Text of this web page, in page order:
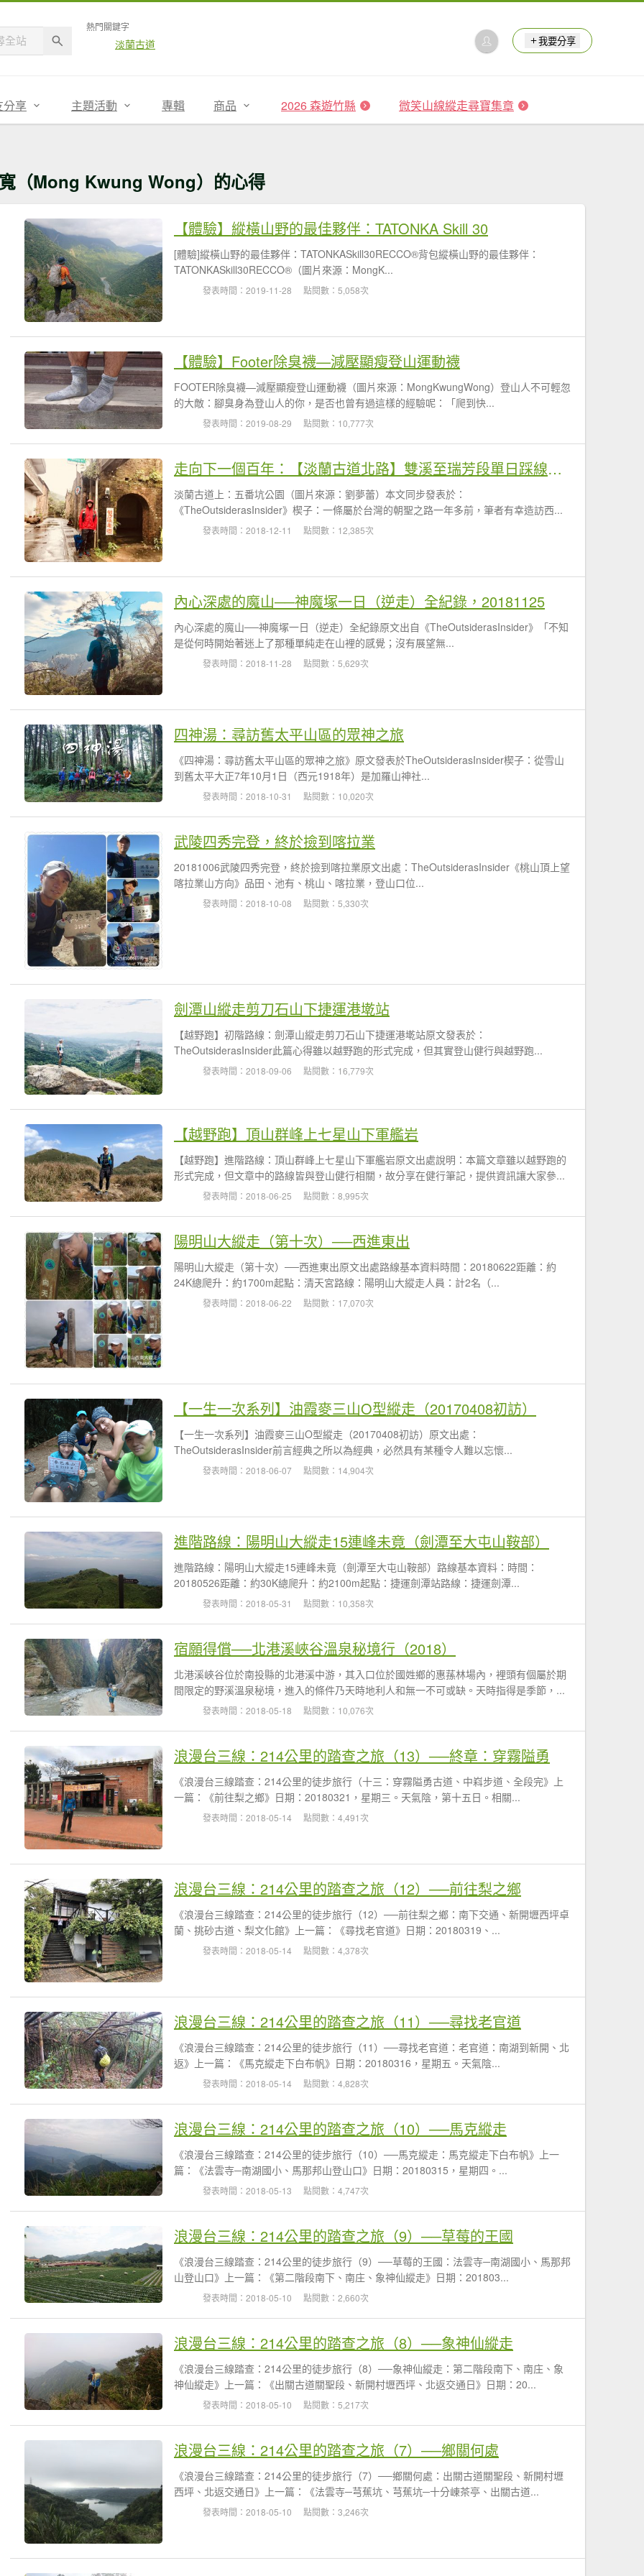
熱門關鍵字
淡蘭古道 我要分享
分享 主題活動 專輯 商品 2026 森遊竹縣 微笑山線縱走尋寶集章
（Mong Kwung Wong）的心得
【體驗】縱橫山野的最佳夥伴：TATONKA Skill 30
[體驗]縱橫山野的最佳夥伴：TATONKASkill30RECCO®背包縱橫山野的最佳夥伴：
TATONKASkill30RECCO®（圖片來源：MongK...
發表時間：2019-11-28 點閱數：5,058次
【體驗】Footer除臭襪—減壓顯瘦登山運動襪
FOOTER除臭襪—減壓顯瘦登山運動襪（圖片來源：MongKwungWong）登山人不可輕忽
的大敵：腳臭身為登山人的你，是否也曾有過這樣的經驗呢：「爬到快...
發表時間：2019-08-29 點閱數：10,777次
走向下一個百年：【淡蘭古道北路】雙溪至瑞芳段單日踩線紀錄（雙溪-燦光寮古徑-瑞芳）
淡蘭古道上：五番坑公園（圖片來源：劉夢蕾）本文同步發表於：
《TheOutsiderasInsider》楔子：一條屬於台灣的朝聖之路一年多前，筆者有幸造訪西...
發表時間：2018-12-11 點閱數：12,385次
內心深處的魔山──神魔塚一日（逆走）全紀錄，20181125
內心深處的魔山──神魔塚一日（逆走）全紀錄原文出自《TheOutsiderasInsider》「不知
是從何時開始著迷上了那種單純走在山裡的感覺；沒有展望無...
發表時間：2018-11-28 點閱數：5,629次
四神湯：尋訪舊太平山區的眾神之旅
《四神湯：尋訪舊太平山區的眾神之旅》原文發表於TheOutsiderasInsider楔子：從雪山
到舊太平大正7年10月1日（西元1918年）是加羅山神社...
發表時間：2018-10-31 點閱數：10,020次
武陵四秀完登，終於撿到喀拉業
20181006武陵四秀完登，終於撿到喀拉業原文出處：TheOutsiderasInsider《桃山頂上望
喀拉業山方向》品田、池有、桃山、喀拉業，登山口位...
發表時間：2018-10-08 點閱數：5,330次
劍潭山縱走剪刀石山下捷運港墘站
【越野跑】初階路線：劍潭山縱走剪刀石山下捷運港墘站原文發表於：
TheOutsiderasInsider此篇心得雖以越野跑的形式完成，但其實登山健行與越野跑...
發表時間：2018-09-06 點閱數：16,779次
【越野跑】頂山群峰上七星山下軍艦岩
【越野跑】進階路線：頂山群峰上七星山下軍艦岩原文出處說明：本篇文章雖以越野跑的
形式完成，但文章中的路線皆與登山健行相關，故分享在健行筆記，提供資訊讓大家參...
發表時間：2018-06-25 點閱數：8,995次
陽明山大縱走（第十次）──西進東出
陽明山大縱走（第十次）──西進東出原文出處路線基本資料時間：20180622距離：約
24K總爬升：約1700m起點：清天宮路線：陽明山大縱走人員：計2名（...
發表時間：2018-06-22 點閱數：17,070次
【一生一次系列】油霞麥三山O型縱走（20170408初訪）
【一生一次系列】油霞麥三山O型縱走（20170408初訪）原文出處：
TheOutsiderasInsider前言經典之所以為經典，必然具有某種令人難以忘懷...
發表時間：2018-06-07 點閱數：14,904次
進階路線：陽明山大縱走15連峰未竟（劍潭至大屯山鞍部）
進階路線：陽明山大縱走15連峰未竟（劍潭至大屯山鞍部）路線基本資料：時間：
20180526距離：約30K總爬升：約2100m起點：捷運劍潭站路線：捷運劍潭...
發表時間：2018-05-31 點閱數：10,358次
宿願得償──北港溪峽谷溫泉秘境行（2018）
北港溪峽谷位於南投縣的北港溪中游，其入口位於國姓鄉的惠蓀林場內，裡頭有個屬於期
間限定的野溪溫泉秘境，進入的條件乃天時地利人和無一不可或缺。天時指得是季節，...
發表時間：2018-05-18 點閱數：10,076次
浪漫台三線：214公里的踏查之旅（13）──終章：穿霧隘勇
《浪漫台三線踏查：214公里的徒步旅行（十三：穿霧隘勇古道、中嵙步道、全段完》上
一篇：《前往梨之鄉》日期：20180321，星期三。天氣陰，第十五日。相關...
發表時間：2018-05-14 點閱數：4,491次
浪漫台三線：214公里的踏查之旅（12）──前往梨之鄉
《浪漫台三線踏查：214公里的徒步旅行（12）──前往梨之鄉：南下交通、新開壢西坪卓
蘭、挑砂古道、梨文化館》上一篇：《尋找老官道》日期：20180319、...
發表時間：2018-05-14 點閱數：4,378次
浪漫台三線：214公里的踏查之旅（11）──尋找老官道
《浪漫台三線踏查：214公里的徒步旅行（11）──尋找老官道：老官道：南湖到新開、北
返》上一篇：《馬克縱走下白布帆》日期：20180316，星期五。天氣陰...
發表時間：2018-05-14 點閱數：4,828次
浪漫台三線：214公里的踏查之旅（10）──馬克縱走
《浪漫台三線踏查：214公里的徒步旅行（10）──馬克縱走：馬克縱走下白布帆》上一
篇：《法雲寺─南湖國小、馬那邦山登山口》日期：20180315，星期四。...
發表時間：2018-05-13 點閱數：4,747次
浪漫台三線：214公里的踏查之旅（9）──草莓的王國
《浪漫台三線踏查：214公里的徒步旅行（9）──草莓的王國：法雲寺─南湖國小、馬那邦
山登山口》上一篇：《第二階段南下、南庄、象神仙縱走》日期：201803...
發表時間：2018-05-10 點閱數：2,660次
浪漫台三線：214公里的踏查之旅（8）──象神仙縱走
《浪漫台三線踏查：214公里的徒步旅行（8）──象神仙縱走：第二階段南下、南庄、象
神仙縱走》上一篇：《出關古道關聖段、新開村壢西坪、北返交通日》日期：20...
發表時間：2018-05-10 點閱數：5,217次
浪漫台三線：214公里的踏查之旅（7）──鄉關何處
《浪漫台三線踏查：214公里的徒步旅行（7）──鄉關何處：出關古道關聖段、新開村壢
西坪、北返交通日》上一篇：《法雲寺─芎蕉坑、芎蕉坑─十分崠茶亭、出關古道...
發表時間：2018-05-10 點閱數：3,246次